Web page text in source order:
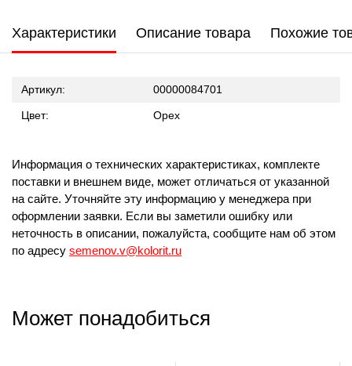
Характеристики Описание товара Похожие
Артикул: 00000084701
Цвет: Орех
Информация о технических характеристиках, комплекте
поставки и внешнем виде, может отличаться от указанной
на сайте. Уточняйте эту информацию у менеджера при
оформлении заявки. Если вы заметили ошибку или
неточность в описании, пожалуйста, сообщите нам об этом
по адресу semenov.v@kolorit.ru
Может понадобиться